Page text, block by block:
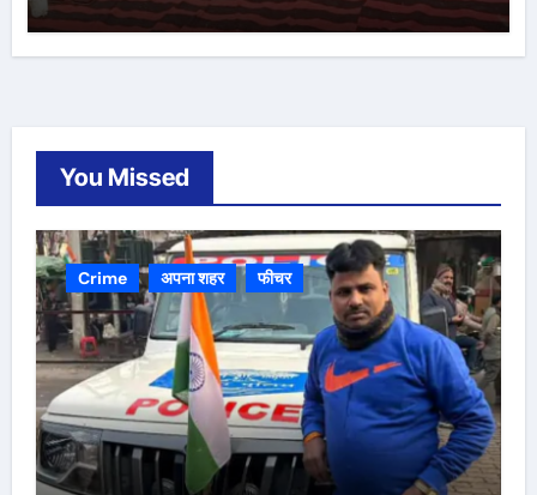
You Missed
Crime अपना शहर फीचर